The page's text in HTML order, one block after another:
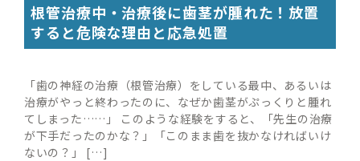
根管治療中・治療後に歯茎が腫れた！放置
すると危険な理由と応急処置
「歯の神経の治療（根管治療）をしている最中、あるいは
治療がやっと終わったのに、なぜか歯茎がぷっくりと腫れ
てしまった……」 このような経験をすると、「先生の治療
が下手だったのかな？」「このまま歯を抜かなければいけ
ないの？」 […]